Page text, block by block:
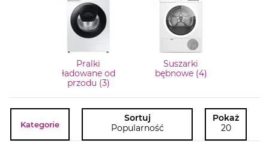
Pralki
ładowane od
przodu (3)
Suszarki
bębnowe (4)
Kategorie
Sortuj
Popularność
Pokaż
20